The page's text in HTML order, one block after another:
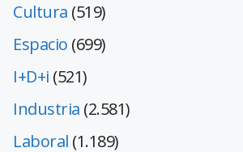
Cultura (519)
Espacio (699)
I+D+i (521)
Industria (2.581)
Laboral (1.189)